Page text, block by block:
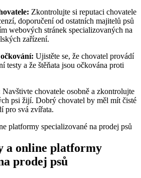
Zkontrolujte si reputaci chovatele
doporučení od ostatních majitelů psů
webových stránek specializovaných na
zařízení.
Ujistěte se, že chovatel provádí
testy a že štěňata jsou očkována proti
Navštivte chovatele osobně a zkontrolujte
psi žijí. Dobrý chovatel by měl mít čisté
pro svá zvířata.
a online platformy
prodej psů